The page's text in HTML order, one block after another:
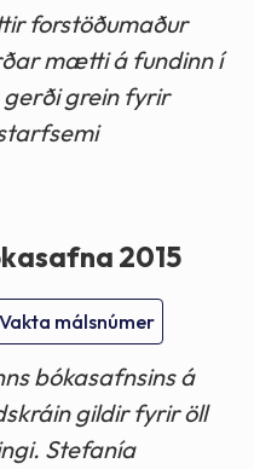
forstöðumaður
mætti á fundinn í
grein fyrir
2015
Vakta málsnúmer
bókasafnsins á
gildir fyrir öll
Stefanía